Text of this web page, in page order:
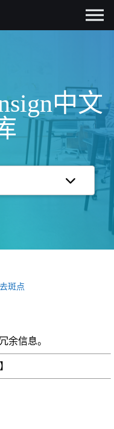
中文
去斑点
余信息。